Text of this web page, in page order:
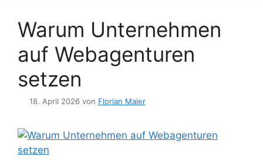
Warum Unternehmen
auf Webagenturen
setzen
18. April 2026 von Florian Maier